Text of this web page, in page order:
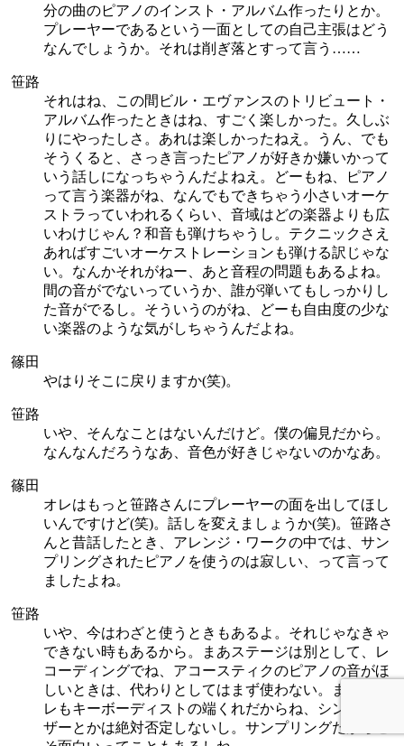
分の曲のピアノのインスト・アルバム作ったりとか。
プレーヤーであるという一面としての自己主張はどう
なんでしょうか。それは削ぎ落とすって言う……
笹路
それはね、この間ビル・エヴァンスのトリビュート・
アルバム作ったときはね、すごく楽しかった。久しぶ
りにやったしさ。あれは楽しかったねえ。うん、でも
そうくると、さっき言ったピアノが好きか嫌いかって
いう話しになっちゃうんだよねえ。どーもね、ピアノ
って言う楽器がね、なんでもできちゃう小さいオーケ
ストラっていわれるくらい、音域はどの楽器よりも広
いわけじゃん？和音も弾けちゃうし。テクニックさえ
あればすごいオーケストレーションも弾ける訳じゃな
い。なんかそれがねー、あと音程の問題もあるよね。
間の音がでないっていうか、誰が弾いてもしっかりし
た音がでるし。そういうのがね、どーも自由度の少な
い楽器のような気がしちゃうんだよね。
篠田
やはりそこに戻りますか(笑)。
笹路
いや、そんなことはないんだけど。僕の偏見だから。
なんなんだろうなあ、音色が好きじゃないのかなあ。
篠田
オレはもっと笹路さんにプレーヤーの面を出してほし
いんですけど(笑)。話しを変えましょうか(笑)。笹路さ
んと昔話したとき、アレンジ・ワークの中では、サン
プリングされたピアノを使うのは寂しい、って言って
ましたよね。
笹路
いや、今はわざと使うときもあるよ。それじゃなきゃ
できない時もあるから。まあステージは別として、レ
コーディングでね、アコースティクのピアノの音がほ
しいときは、代わりとしてはまず使わない。まあ、オ
レもキーボーディストの端くれだからね、シンセサイ
ザーとかは絶対否定しないし。サンプリングだからこ